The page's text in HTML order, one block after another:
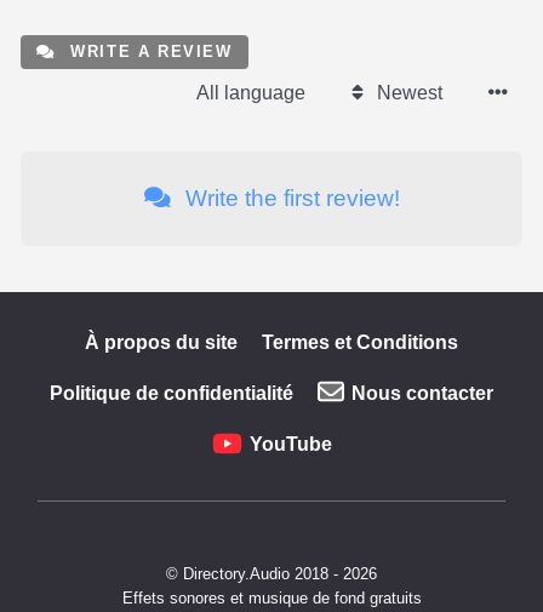
WRITE A REVIEW
All language Newest
Write the first review!
À propos du site Termes et Conditions
Politique de confidentialité Nous contacter
YouTube
© Directory.Audio 2018 - 2026
Effets sonores et musique de fond gratuits